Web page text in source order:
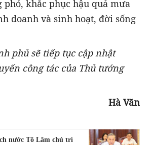
phó, khắc phục hậu quả mưa
doanh và sinh hoạt, đời sống
phủ sẽ tiếp tục cập nhật
công tác của Thủ tướng
Hà Văn
nước Tô Lâm chủ trì